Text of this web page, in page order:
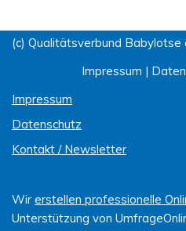
(c) Qualitätsverbund Babylotse
Impressum |
Impressum
Datenschutz
Kontakt / Newsletter
Wir erstellen professionelle
Unterstützung von